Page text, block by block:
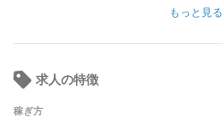
■決算賞与あり(実績により)
■燃料手当
■住宅手当
■家族手当
もっと見る
求人の特徴
稼ぎ方